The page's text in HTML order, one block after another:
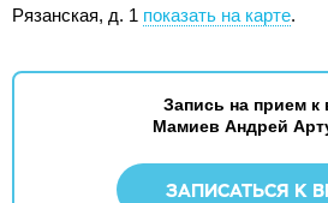
Рязанская, д. 1 показать на карте.
Запись на прием к
Мамиев Андрей
ЗАПИСАТЬСЯ К